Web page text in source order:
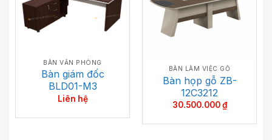
BÀN VĂN PHÒNG
Bàn giám đốc
BLD01-M3
Liên hệ
BÀN LÀM VIỆC GỖ
Bàn họp gỗ ZB-
12C3212
30.500.000₫